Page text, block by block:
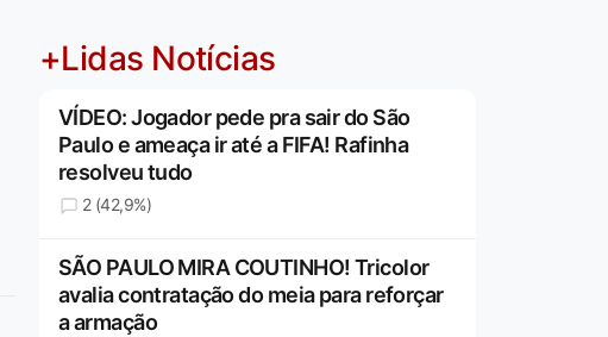
+Lidas Notícias
VÍDEO: Jogador pede pra sair do São
Paulo e ameaça ir até a FIFA! Rafinha
resolveu tudo
2 (42,9%)
SÃO PAULO MIRA COUTINHO! Tricolor
avalia contratação do meia para reforçar
a armação